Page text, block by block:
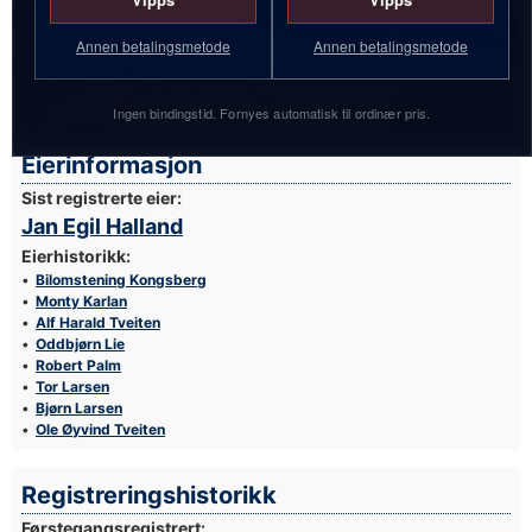
Annen betalingsmetode Annen betalingsmetode
Ingen bindingstid. Fornyes automatisk til ordinær pris.Foto: Egil Nordlien
Eierinformasjon
Sist registrerte eier:
Jan Egil Halland
Eierhistorikk:
Bilomstening Kongsberg
Monty Karlan
Alf Harald Tveiten
Oddbjørn Lie
Robert Palm
Tor Larsen
Bjørn Larsen
Ole Øyvind Tveiten
Registreringshistorikk